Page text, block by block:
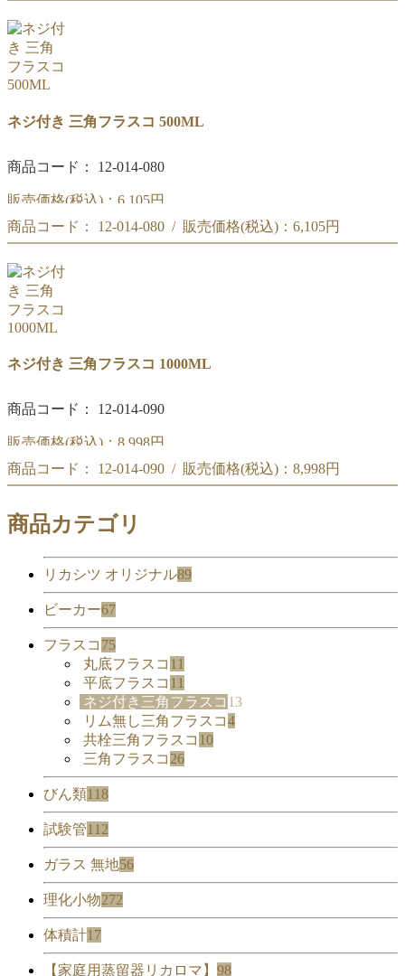
ネジ付き 三角フラスコ 300ML
ネジ付き 三角フラスコ 500ML
商品コード： 12-014-080
販売価格(税込)： 6,105円
ネジ付き 三角フラスコ 500ML
商品コード： 12-014-080 / 販売価格(税込)： 6,105円
ネジ付き 三角フラスコ 500ML
ネジ付き 三角フラスコ 1000ML
商品コード： 12-014-090
販売価格(税込)： 8,998円
ネジ付き 三角フラスコ 1000ML
商品コード： 12-014-090 / 販売価格(税込)： 8,998円
商品カテゴリ
リカシツ オリジナル89
ビーカー67
フラスコ 75
丸底フラスコ 11
平底フラスコ 11
ネジ付き三角フラスコ 13
リム無し三角フラスコ4
共栓三角フラスコ 10
三角フラスコ 26
びん類118
試験管112
ガラス 無地56
理化小物272
体積計17
【家庭用蒸留器リカロマ】 98